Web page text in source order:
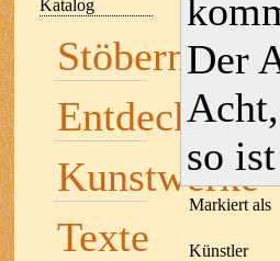
Katalog
Stöbern
Entdecken
Kunstwerke
Texte
Der
Acht,
so
Markiert als
Künstler